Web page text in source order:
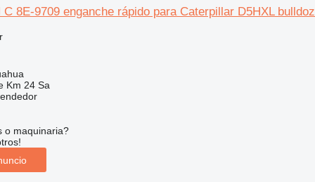
8E-9709 enganche rápido para Caterpillar D5HXL
Km 24 Sa
o maquinaria?